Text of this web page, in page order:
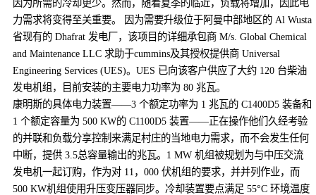
因为所需的冷却更少。然而，随着夏季的临近，负载将增加，因此电
力需求将变得至关重要。 因为需要升级位于阿曼中部地区的 Al Wusta
省现有的 Dhafrat 发电厂，该项目的详细承包商 M/s. Global Chemical
and Maintenance LLC 求助于cummins及其授权提供商 Universal
Engineering Services (UES)。UES 已向该客户供应了大约 120 台柴油
发电机组，目前安装的主要电力功率为 80 兆瓦。
康明斯的具体电力装置——3 个额定功率为 1 兆瓦的 C1400D5 装备和
1 个额定容量为 500 KW的 C1100D5 装置——正在操作他们久经考验
的并联和负载分享控制来满足村庄的当地电力需求，而不会发生任何
中断，提供 3.5总容量输出的兆瓦。1 MW 机组被规划为与中压交流
发电机一起订购，作为对 11，000 伏机组的要求，并并列作业，而
500 KW机组使用升压变压器同步。冷却装置要点满足 55°C 环境温度